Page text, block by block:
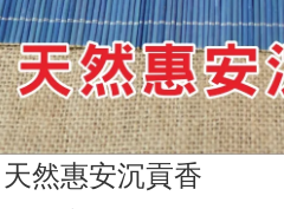
天然惠安沉貢香